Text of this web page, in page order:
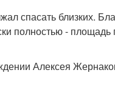
спасать близких.
полностью -
Алексея